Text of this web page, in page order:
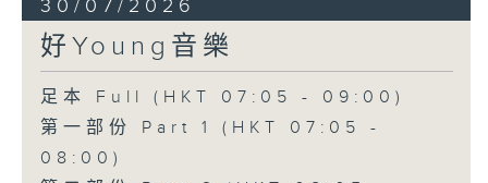
30/07/2026
好Young音樂
足本 Full (HKT 07:05 - 09:00)
第一部份 Part 1 (HKT 07:05 -
08:00)